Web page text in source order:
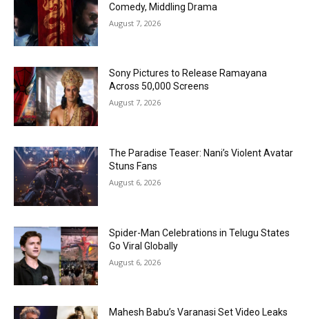
Comedy, Middling Drama
August 7, 2026
Sony Pictures to Release Ramayana
Across 50,000 Screens
August 7, 2026
The Paradise Teaser: Nani’s Violent Avatar
Stuns Fans
August 6, 2026
Spider-Man Celebrations in Telugu States
Go Viral Globally
August 6, 2026
Mahesh Babu’s Varanasi Set Video Leaks